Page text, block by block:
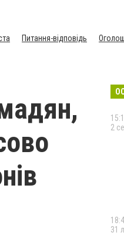
Питання-відповідь
2
31